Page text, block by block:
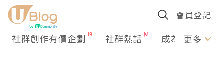
會員登記
社群創作有價企劃 社群熱話 成為U更多